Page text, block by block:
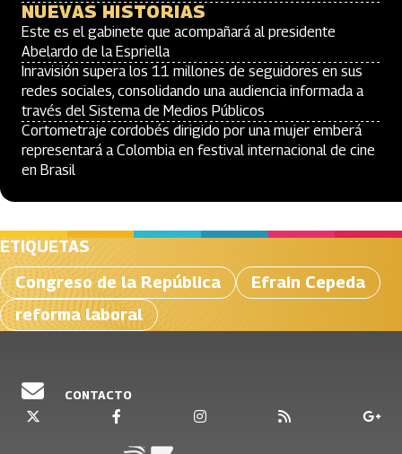
NUEVAS HISTORIAS
Este es el gabinete que acompañará al presidente
Abelardo de la Espriella
Inravisión supera los 11 millones de seguidores en sus
redes sociales, consolidando una audiencia informada a
través del Sistema de Medios Públicos
Cortometraje cordobés dirigido por una mujer emberá
representará a Colombia en festival internacional de cine
en Brasil
ETIQUETAS
Congreso de la República
Efrain Cepeda
reforma laboral
CONTACTO